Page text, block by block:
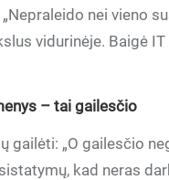
nei vieno
vidurinėje. Baigė
– tai gailesčio
gailėti: „O gailesčio
kad neras